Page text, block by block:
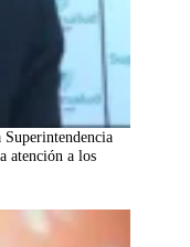
atención a los